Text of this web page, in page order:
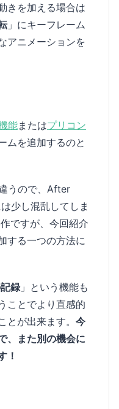
きを加える場合は
」にキーフレーム
アニメーションを
能またはプリコン
ムを追加するのと
うので、After
少し混乱してしま
ですが、今回紹介
する一つの方法に
録 」という機能も
ことでより直感的
が出来ます。 今
、また別の機会に
！